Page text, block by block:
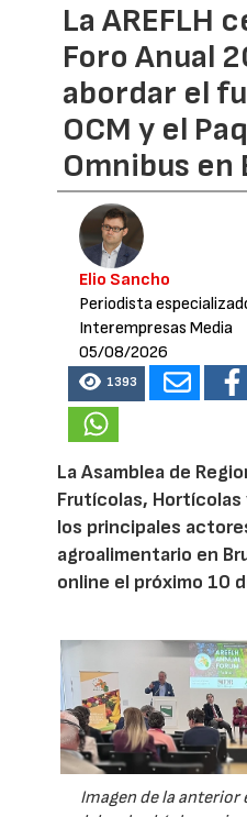
La AREFLH
Foro Anual
abordar el
OCM y el
Omnibus en
Elio Sancho
Periodista
Interempresas Media
05/08/2026
1393
La Asamblea de
Frutícolas,
los principales
agroalimentario en
online el próximo 10
Imagen de la anterior